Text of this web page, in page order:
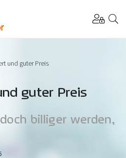
und guter Preis
guter Preis
billiger werden,